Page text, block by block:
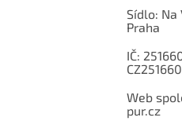
Sídlo:
Praha
IČ:
Web
pur.cz